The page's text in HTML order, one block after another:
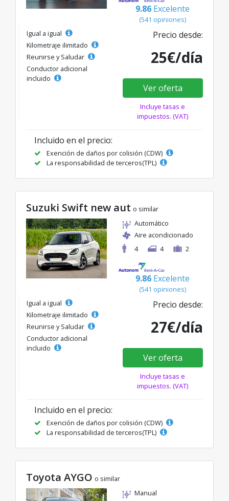
9.86 Excelente
(541 opiniones)
Igual a igual
Kilometraje ilimitado
Reunirse y Saludar
Conductor adicional
incluido
Precio desde:
25€/día
Ver oferta
Incluye tasas e
impuestos. (VAT)
Incluido en el precio:
Exención de daños por colisión (CDW)
La responsabilidad de terceros(TPL)
Suzuki Swift new aut o similar
Automático
Aire acondicionado
4
4 2
9.86 Excelente
(541 opiniones)
Igual a igual
Kilometraje ilimitado
Reunirse y Saludar
Conductor adicional
incluido
Precio desde:
27€/día
Ver oferta
Incluye tasas e
impuestos. (VAT)
Incluido en el precio:
Exención de daños por colisión (CDW)
La responsabilidad de terceros(TPL)
Toyota AYGO o similar
Manual